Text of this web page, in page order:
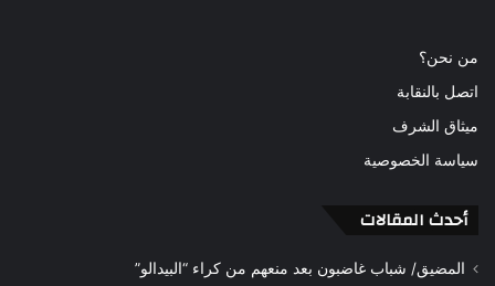
من نحن؟
اتصل بالنقابة
ميثاق الشرف
سياسة الخصوصية
أحدث المقالات
المضيق/ شباب غاضبون بعد منعهم من كراء “البيدالو”